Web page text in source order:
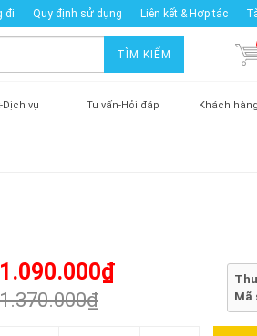
đi Quy định sử dụng Liên kết & Hợp tác
TÌM KIẾM
Dịch vụ Tư vấn-Hỏi đáp Khách
1.090.000₫
1.370.000₫
Mã